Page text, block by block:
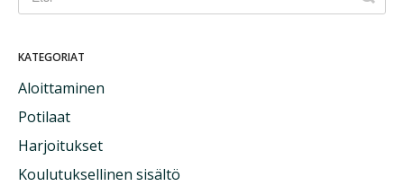
KATEGORIAT
Aloittaminen
Potilaat
Harjoitukset
Koulutuksellinen sisältö